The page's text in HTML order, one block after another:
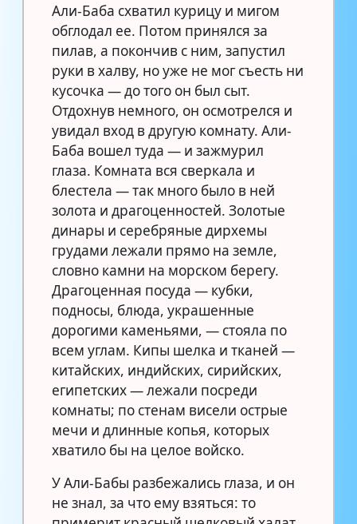
Али-Баба схватил курицу и мигом
обглодал ее. Потом принялся за
пилав, а покончив с ним, запустил
руки в халву, но уже не мог съесть ни
кусочка — до того он был сыт.
Отдохнув немного, он осмотрелся и
увидал вход в другую комнату. Али-
Баба вошел туда — и зажмурил
глаза. Комната вся сверкала и
блестела — так много было в ней
золота и драгоценностей. Золотые
динары и серебряные дирхемы
грудами лежали прямо на земле,
словно камни на морском берегу.
Драгоценная посуда — кубки,
подносы, блюда, украшенные
дорогими каменьями, — стояла по
всем углам. Кипы шелка и тканей —
китайских, индийских, сирийских,
египетских — лежали посреди
комнаты; по стенам висели острые
мечи и длинные копья, которых
хватило бы на целое войско.
У Али-Бабы разбежались глаза, и он
не знал, за что ему взяться: то